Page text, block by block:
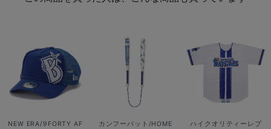
NEW ERA/9FORTY AF
カンフーバット/HOME
ハイクオリティーレプ